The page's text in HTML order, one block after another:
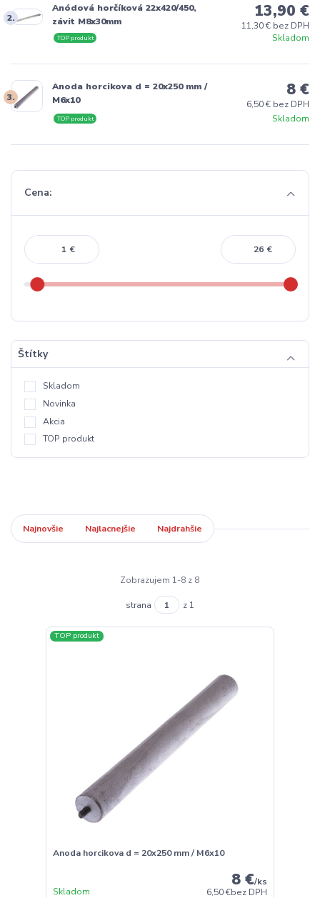
2.
Anódová horčíková 22x420/450,
závit M8x30mm
Skladom
TOP produkt
13,90 €
11,30 € bez DPH
3.
Anoda horcikova d = 20x250 mm /
M6x10
Skladom
TOP produkt
8 €
6,50 € bez DPH
Cena:
€ €
Štítky
Skladom
Novinka
Akcia
TOP produkt
Najnovšie Najlacnejšie Najdrahšie
Zobrazujem 1-8 z 8
strana z 1
TOP produkt
Anoda horcikova d = 20x250 mm / M6x10
8 €/ks
6,50 €bez DPH
Skladom